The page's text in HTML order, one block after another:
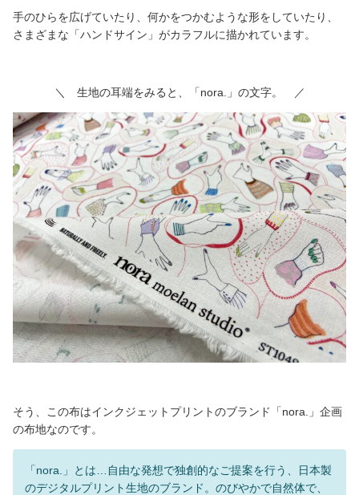
手のひらを広げていたり、何かをつかむような形をしていたり、
さまざまな「ハンドサイン」がカラフルに描かれています。
＼ 生地の耳端をみると、「nora.」の文字。 ／
そう、この布はインクジェットプリントのブランド「nora.」企画
の布地なのです。
「nora.」とは…自由な発想で独創的なご提案を行う、日本製
のデジタルプリント生地のブランド。のびやかで自然体で、